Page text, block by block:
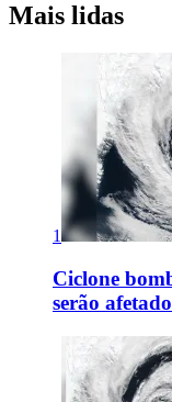
Mais lidas
1
Ciclone
serão